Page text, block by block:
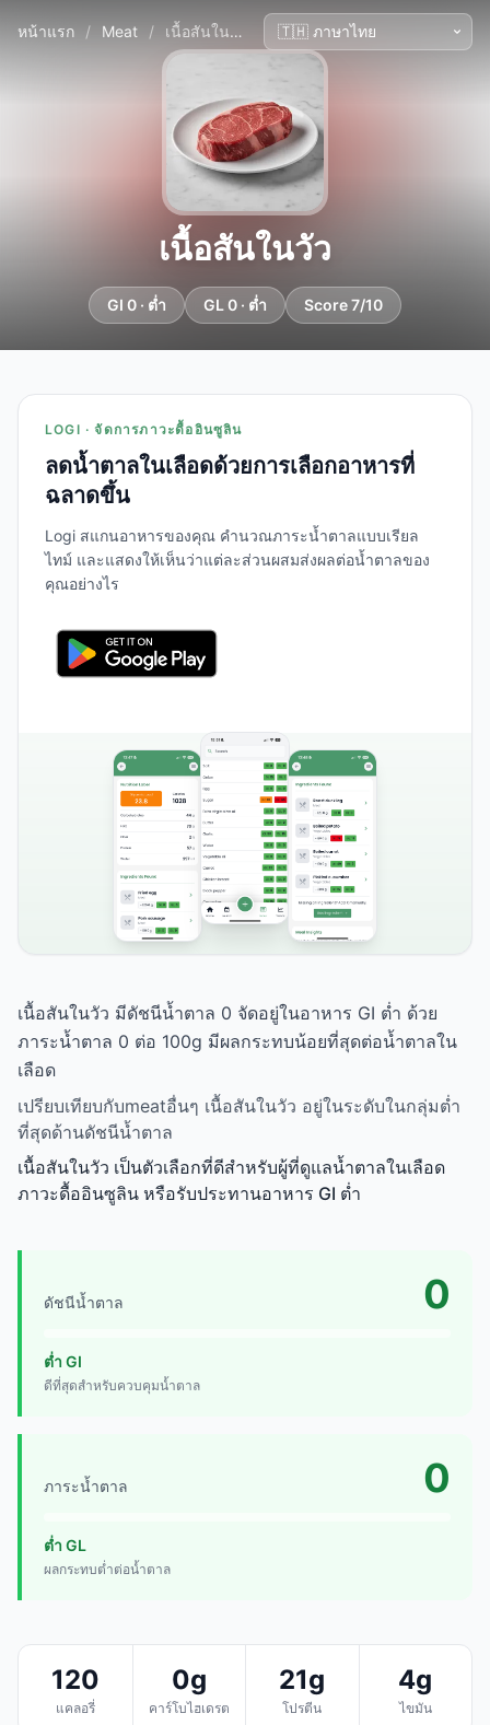
หน้าแรก / Meat / เนื้อสันในวัว
เนื้อสันในวัว
GI 0 · ต่ำ GL 0 · ต่ำ Score 7/10
LOGI · จัดการภาวะดื้ออินซูลิน
ลดน้ำตาลในเลือดด้วยการเลือกอาหารที่
ฉลาดขึ้น
Logi สแกนอาหารของคุณ คำนวณภาระน้ำตาลแบบเรียล
ไทม์ และแสดงให้เห็นว่าแต่ละส่วนผสมส่งผลต่อน้ำตาลของ
คุณอย่างไร
เนื้อสันในวัว มีดัชนีน้ำตาล 0 จัดอยู่ในอาหาร GI ต่ำ ด้วย
ภาระน้ำตาล 0 ต่อ 100g มีผลกระทบน้อยที่สุดต่อน้ำตาลใน
เลือด
เปรียบเทียบกับmeatอื่นๆ เนื้อสันในวัว อยู่ในระดับในกลุ่มต่ำ
ที่สุดด้านดัชนีน้ำตาล
เนื้อสันในวัว เป็นตัวเลือกที่ดีสำหรับผู้ที่ดูแลน้ำตาลในเลือด
ภาวะดื้ออินซูลิน หรือรับประทานอาหาร GI ต่ำ
ดัชนีน้ำตาล 0
ต่ำ GI
ดีที่สุดสำหรับควบคุมน้ำตาล
ภาระน้ำตาล 0
ต่ำ GL
ผลกระทบต่ำต่อน้ำตาล
120
แคลอรี่
0g
คาร์โบไฮเดรต
21g
โปรตีน
4g
ไขมัน